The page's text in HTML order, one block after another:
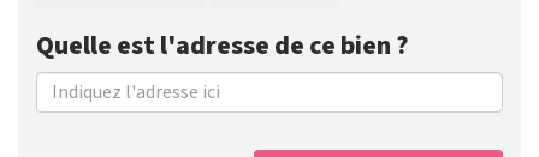
Quelle est l'adresse de ce bien ?